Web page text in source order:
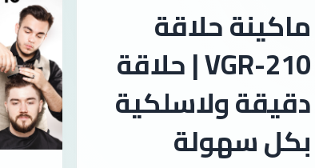
ماكينة حلاقة
VGR-210 | حلاقة
دقيقة ولاسلكية
بكل سهولة